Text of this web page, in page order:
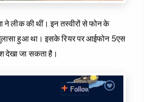
ने लीक की थीं। इन तस्वीरों से फोन के
हुआ था। इसके रियर पर आईफोन 5एस
जा सकता है।